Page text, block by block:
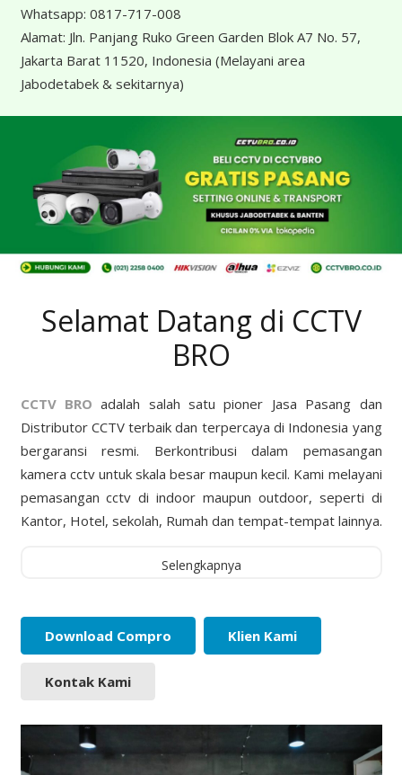
Whatsapp: 0817-717-008
Alamat: Jln. Panjang Ruko Green Garden Blok A7 No. 57,
Jakarta Barat 11520, Indonesia (Melayani area
Jabodetabek & sekitarnya)
Selamat Datang di CCTV
BRO
CCTV BRO adalah salah satu pioner Jasa Pasang dan
Distributor CCTV terbaik dan terpercaya di Indonesia yang
bergaransi resmi. Berkontribusi dalam pemasangan
kamera cctv untuk skala besar maupun kecil. Kami melayani
pemasangan cctv di indoor maupun outdoor, seperti di
Kantor, Hotel, sekolah, Rumah dan tempat-tempat lainnya.
Selengkapnya
Download Compro Klien Kami
Kontak Kami